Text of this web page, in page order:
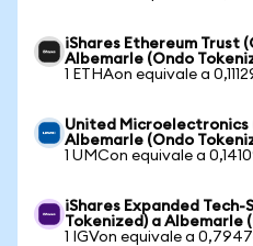
iShares Ethereum Trust
Albemarle (Ondo
1 ETHAon equivale a
United Microelectronics
Albemarle (Ondo
1 UMCon equivale a
iShares Expanded Tech-
Tokenized) a Albemarle
1 IGVon equivale a